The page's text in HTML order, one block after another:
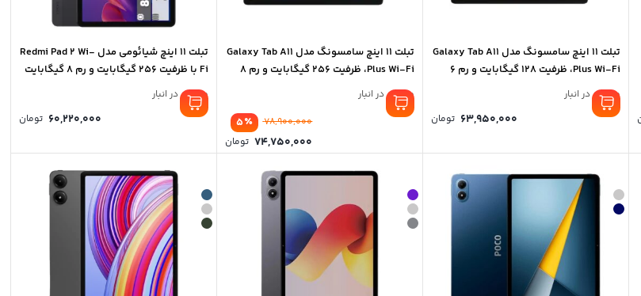
Price
through
99,670,000 تومان
تبلت 11 اینچ سامسونگ مدل Galaxy Tab A11
Plus Wi-Fi، ظرفیت 128 گیگابایت و رم 6
گیگابایت
موجود در انبار
63,950,000 تومان
تبلت 11 اینچ سامسونگ مدل Galaxy Tab A11
Plus Wi-Fi، ظرفیت 256 گیگابایت و رم 8
گیگابایت
موجود در انبار
٪5 78,900,000
74,750,000 تومان
تبلت ۱۱ اینچ شیائومی مدل Redmi Pad 2 Wi-
Fi با ظرفیت 256 گیگابایت و رم 8 گیگابایت
موجود در انبار
60,220,000 تومان